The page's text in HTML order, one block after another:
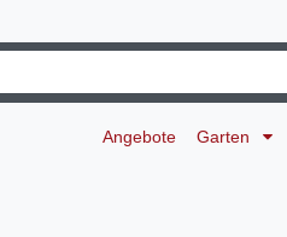
Angebote Garten